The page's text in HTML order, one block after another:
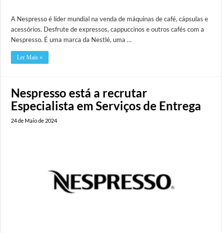
A Nespresso é líder mundial na venda de máquinas de café, cápsulas e
acessórios. Desfrute de expressos, cappuccinos e outros cafés com a
Nespresso. É uma marca da Nestlé, uma …
Ler Mais »
Nespresso está a recrutar
Especialista em Serviços de Entrega
24 de Maio de 2024